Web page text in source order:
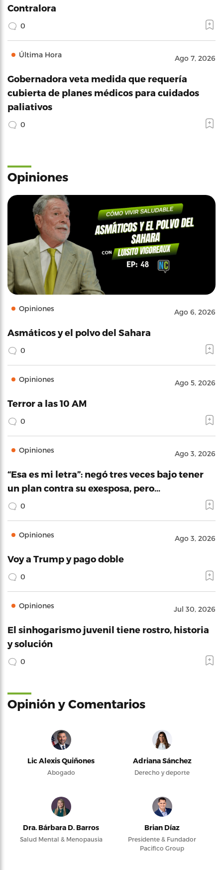
Contralora
0
Última Hora Ago 7, 2026
Gobernadora veta medida que requería
cubierta de planes médicos para cuidados
paliativos
0
Opiniones
Opiniones Ago 6, 2026
Asmáticos y el polvo del Sahara
0
Opiniones Ago 5, 2026
Terror a las 10 AM
0
Opiniones Ago 3, 2026
“Esa es mi letra”: negó tres veces bajo tener
un plan contra su exesposa, pero…
0
Opiniones Ago 3, 2026
Voy a Trump y pago doble
0
Opiniones Jul 30, 2026
El sinhogarismo juvenil tiene rostro, historia
y solución
0
Opinión y Comentarios
Lic Alexis Quiñones
Abogado
Adriana Sánchez
Derecho y deporte
Dra. Bárbara D. Barros
Salud Mental & Menopausia
Brian Díaz
Presidente & Fundador
Pacifico Group